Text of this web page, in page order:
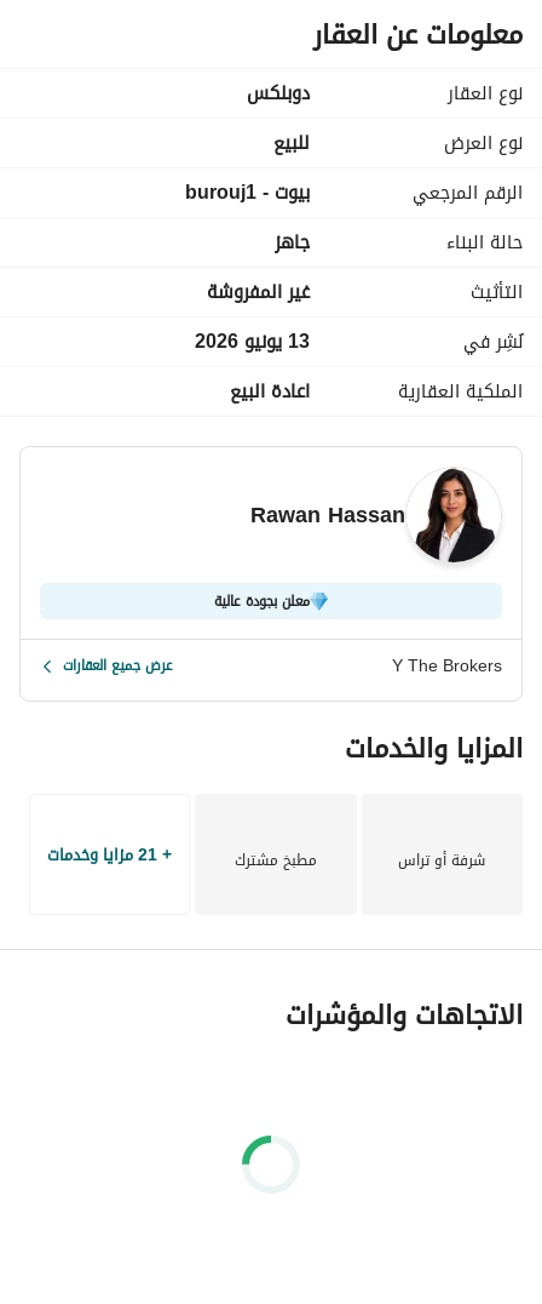
مساحة الحديقة: 75 متر مربع
3 غرف نوم
3 حمامات
تشطيب كامل
جاهز للاستلام
السعر المطلوب: 8,700,000 جنيه مصري
للمزيد من التفاصيل تواصل معنا
معلومات عن العقار
نوع العقار
دوبلكس
نوع العرض
للبيع
الرقم المرجعي
بيوت - burouj1
حالة البناء
جاهز
التأثيث
غير المفروشة
نُشِر في
13 يونيو 2026
الملكية العقارية
اعادة البيع
Rawan Hassan
معلن بجودة عالية
Y The Brokers عرض جميع العقارات
المزايا والخدمات
شرفة أو تراس مطبخ مشترك + 21 مزايا وخدمات
الاتجاهات والمؤشرات